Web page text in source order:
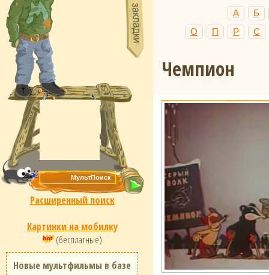
Расширенный поиск
Картинки на мобилку
(бесплатные)
Новые мультфильмы в базе
А
Б
О
П Р С
Чемпион